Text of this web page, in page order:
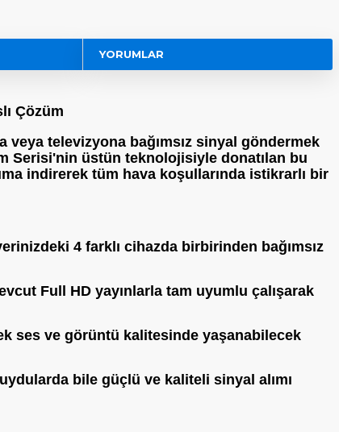
YORUMLAR
Çözüm
veya televizyona bağımsız sinyal göndermek
Serisi'nin üstün teknolojisiyle donatılan bu
indirerek tüm hava koşullarında istikrarlı bir
4 farklı cihazda birbirinden bağımsız
Full HD yayınlarla tam uyumlu çalışarak
ses ve görüntü kalitesinde yaşanabilecek
bile güçlü ve kaliteli sinyal alımı